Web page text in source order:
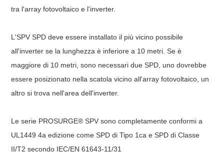
tra l'array fotovoltaico e l'inverter.
L'SPV SPD deve essere installato il più vicino possibile
all'inverter se la lunghezza è inferiore a 10 metri. Se è
maggiore di 10 metri, sono necessari due SPD, uno dovrebbe
essere posizionato nella scatola vicino all'array fotovoltaico, un
altro si trova nell'area dell'inverter.
Le serie PROSURGE® SPV sono completamente conformi a
UL1449 4a edizione come SPD di Tipo 1ca e SPD di Classe
II/T2 secondo IEC/EN 61643-11/31